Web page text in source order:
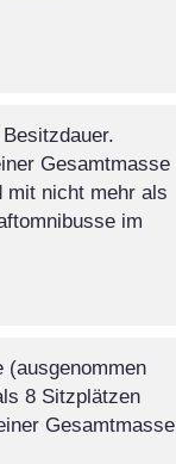
Gesamtmasse
mit nicht mehr als
im
(ausgenommen
8 Sitzplätzen
Gesamtmasse